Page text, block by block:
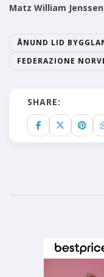
Matz William
ÅNUND LID
FEDERAZIONE
SHARE: